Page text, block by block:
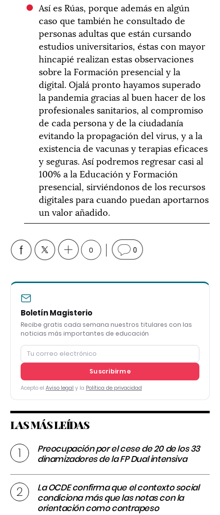
Así es Rúas, porque además en algún
caso que también he consultado de
personas adultas que están cursando
estudios universitarios, éstas con mayor
hincapié realizan estas observaciones
sobre la Formación presencial y la
digital. Ojalá pronto hayamos superado
la pandemia gracias al buen hacer de los
profesionales sanitarios, al compromiso
de cada persona y de la ciudadanía
evitando la propagación del virus, y a la
existencia de vacunas y terapias eficaces
y seguras. Así podremos regresar casi al
100% a la Educación y Formación
presencial, sirviéndonos de los recursos
digitales para cuando puedan aportarnos
un valor añadido.
0 0
Boletín Magisterio
Recibe gratis cada semana nuestros titulares con las
noticias más importantes de educación
Suscribirme
Acepto el Aviso legal y la Política de privacidad
LAS MÁS LEÍDAS
Preocupación por el cese de 20 de los 33
dinamizadores de la FP Dual intensiva
La OCDE confirma que el contexto social
condiciona más que las notas con la
orientación como contrapeso